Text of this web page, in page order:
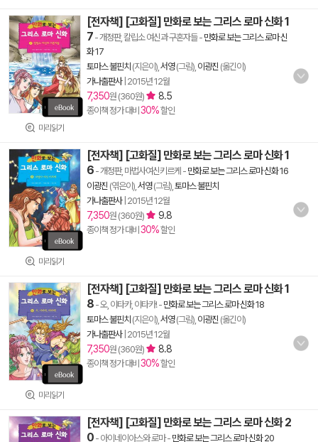
미리읽기
[전자책] [고화질] 만화로 보는 그리스 로마 신화 1
7 - 개정판, 칼립소 여신과 구혼자들- 만화로 보는 그리스 로마 신
화 17
토마스 불핀치 (지은이), 서영(그림), 이광진 (옮긴이)
가나출판사| 2015년 12월
7,350원 (360원) 8.5
종이책 정가 대비 30%할인
미리읽기
[전자책] [고화질] 만화로 보는 그리스 로마 신화 1
6 - 개정판, 마법사여신키르케 - 만화로 보는 그리스 로마 신화 16
이광진 (엮은이), 서영(그림), 토마스 불핀치
가나출판사| 2015년 12월
7,350원 (360원) 9.8
종이책 정가 대비 30%할인
미리읽기
[전자책] [고화질] 만화로 보는 그리스 로마 신화 1
8 - 오, 이타카, 이타카!- 만화로 보는 그리스 로마 신화 18
토마스 불핀치 (지은이), 서영(그림), 이광진 (옮긴이)
가나출판사| 2015년 12월
7,350원 (360원) 8.8
종이책 정가 대비 30%할인
[전자책] [고화질] 만화로 보는 그리스 로마 신화 2
0 - 아이네이아스와 로마- 만화로 보는 그리스 로마 신화 20